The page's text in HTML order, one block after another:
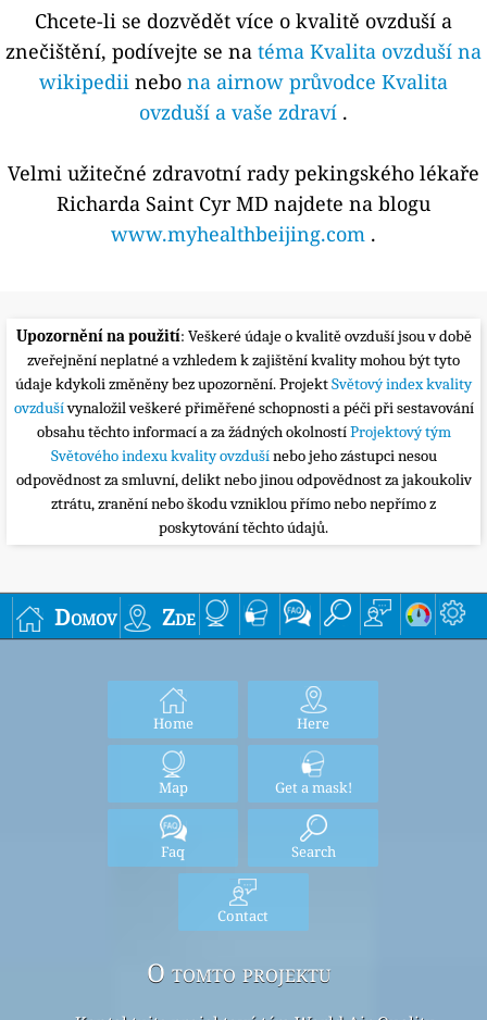
Chcete-li se dozvědět více o kvalitě ovzduší a
znečištění, podívejte se na téma Kvalita ovzduší na
wikipedii nebo na airnow průvodce Kvalita
ovzduší a vaše zdraví .
Velmi užitečné zdravotní rady pekingského lékaře
Richarda Saint Cyr MD najdete na blogu
www.myhealthbeijing.com .
Upozornění na použití: Veškeré údaje o kvalitě ovzduší jsou v době
zveřejnění neplatné a vzhledem k zajištění kvality mohou být tyto
údaje kdykoli změněny bez upozornění. ProjektSvětový index kvality
ovzdušívynaložil veškeré přiměřené schopnosti a péči při sestavování
obsahu těchto informací a za žádných okolnostíProjektový tým
Světového indexu kvality ovzdušínebo jeho zástupci nesou
odpovědnost za smluvní, delikt nebo jinou odpovědnost za jakoukoliv
ztrátu, zranění nebo škodu vzniklou přímo nebo nepřímo z
poskytování těchto údajů.
Domov Zde
Home Here
Map Get a mask!
Faq Search
Contact
O tomto projektu